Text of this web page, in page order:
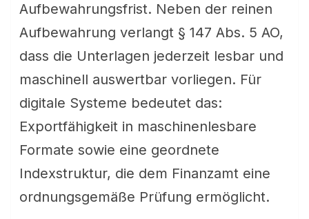
Aufbewahrungsfrist. Neben der reinen
Aufbewahrung verlangt § 147 Abs. 5 AO,
dass die Unterlagen jederzeit lesbar und
maschinell auswertbar vorliegen. Für
digitale Systeme bedeutet das:
Exportfähigkeit in maschinenlesbare
Formate sowie eine geordnete
Indexstruktur, die dem Finanzamt eine
ordnungsgemäße Prüfung ermöglicht.